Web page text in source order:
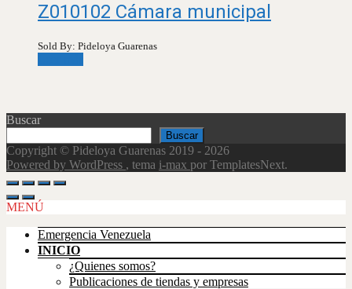
Z010102 Cámara municipal
Sold By: Pideloya Guarenas
Buscar
Buscar
Copyright © Pideloya Guarenas 2019 - 2026
Powered by WordPress , tema i-max por TemplatesNext.
Scroll
Up
MENÚ
Emergencia Venezuela
INICIO
¿Quienes somos?
Publicaciones de tiendas y empresas